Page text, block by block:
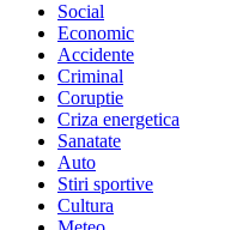
Social
Economic
Accidente
Criminal
Coruptie
Criza energetica
Sanatate
Auto
Stiri sportive
Cultura